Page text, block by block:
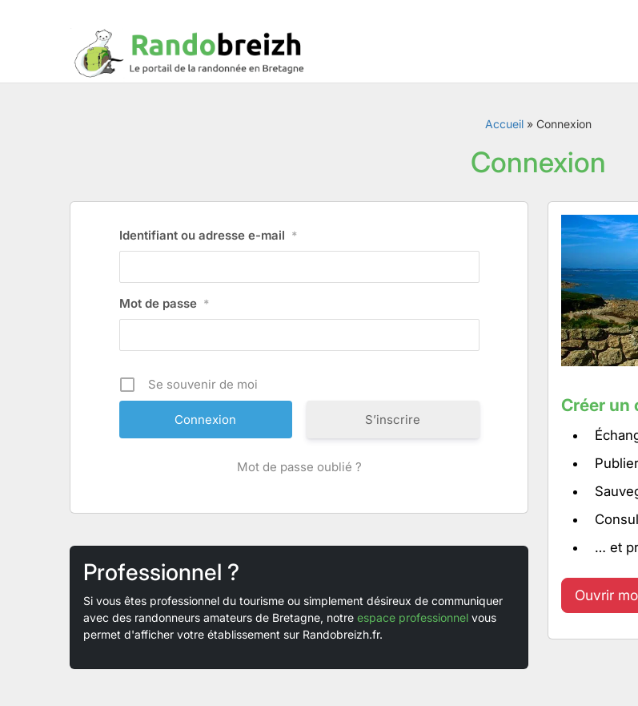
Accueil» Connexion
Connexion
Identifiant ou adresse e-mail *
Mot de passe *
Se souvenir de moi
S’inscrire
Mot de passe oublié ?
Professionnel ?
Si vous êtes professionnel du tourisme ou simplement désireux de communiquer
avec des randonneurs amateurs de Bretagne, notre espace professionnel vous
permet d'afficher votre établissement sur Randobreizh.fr.
Créer un
… et
Ouvrir